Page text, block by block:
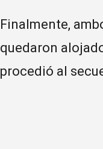
Finalmente,
quedaron
procedió al